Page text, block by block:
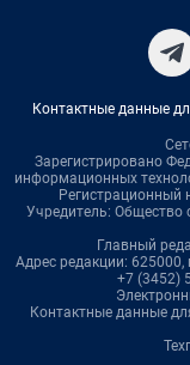
Контактные данные
Зарегистрировано
информационных
Учредитель: Общество
Главный
Адрес редакции:
+7 (3452)
Контактные данные